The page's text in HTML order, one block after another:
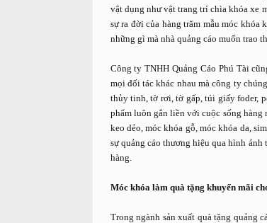
vật dụng như vật trang trí chìa khóa xe
sự ra đời của hàng trăm mẫu móc
những gì mà nhà quảng cáo muốn trao
Công ty TNHH Quảng Cáo Phú Tài
mọi đối tác khác nhau mà công ty
thủy tinh, tờ rơi, tờ gấp, túi giấy foder,
phẩm luôn gắn liền với cuộc sống
keo dẻo, móc khóa gỗ, móc khóa da,
sự quảng cáo thương hiệu qua hình
hàng.
Móc khóa làm quà tặng khuyến mãi
Trong ngành sản xuất quà tặng quảng